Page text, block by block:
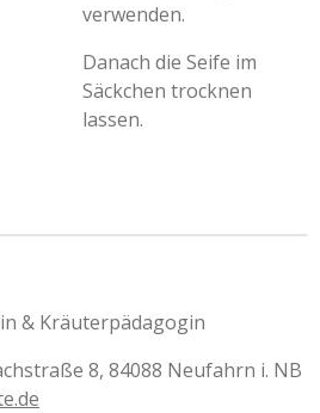
verwenden.
Danach die Seife im
Säckchen trocknen
lassen.
& Kräuterpädagogin
8, 84088 Neufahrn i. NB